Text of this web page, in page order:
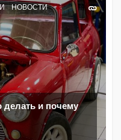
НОВОСТИ
делать и почему